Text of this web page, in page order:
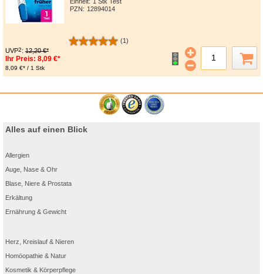
PZN : 12894014
(1)
UVP2: 12,20 €*
Ihr Preis: 8,09 €*
8,09 €* / 1 Stk
Alles auf einen Blick
Allergien
Auge, Nase & Ohr
Blase, Niere & Prostata
Erkältung
Ernährung & Gewicht
Herz, Kreislauf & Nieren
Homöopathie & Natur
Kosmetik & Körperpflege